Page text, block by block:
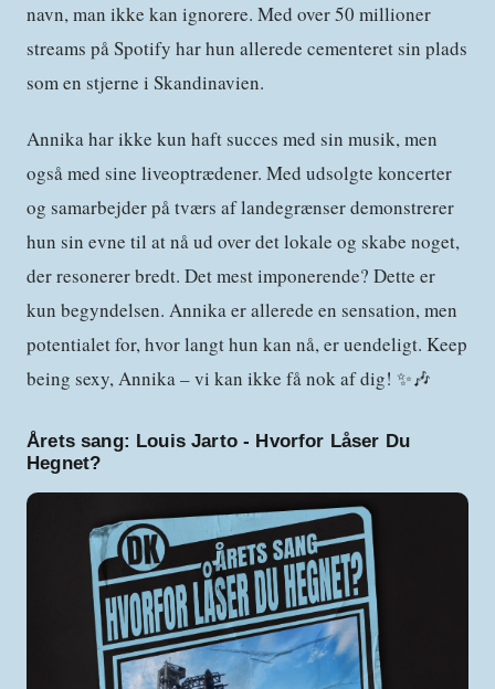
navn, man ikke kan ignorere. Med over 50 millioner
streams på Spotify har hun allerede cementeret sin plads
som en stjerne i Skandinavien.
Annika har ikke kun haft succes med sin musik, men
også med sine liveoptrædener. Med udsolgte koncerter
og samarbejder på tværs af landegrænser demonstrerer
hun sin evne til at nå ud over det lokale og skabe noget,
der resonerer bredt. Det mest imponerende? Dette er
kun begyndelsen. Annika er allerede en sensation, men
potentialet for, hvor langt hun kan nå, er uendeligt. Keep
being sexy, Annika – vi kan ikke få nok af dig! ✨🎶
Årets sang: Louis Jarto - Hvorfor Låser Du
Hegnet?